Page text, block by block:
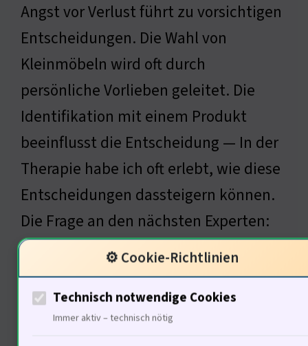
Angst vor Verlust führt zu vorsichtigen
Entscheidungen. Die Wahl von
Kleinmöbeln wird oft durch
persönliche Vorlieben geleitet. Die
Identifikation mit einem Produkt
beeinflusst die Entscheidung — In der
Therapie habe ich oft erlebt, wie diese
Entscheidungen dassteigern können.
Die Frage an den nächsten Experten:
Wie beeinflussen wirtschaftliche
Rahmenbedingungen die GWG-
Entscheidungen?
⚙️ Cookie-Richtlinien
Technisch notwendige Cookies
Immer aktiv – technisch nötig